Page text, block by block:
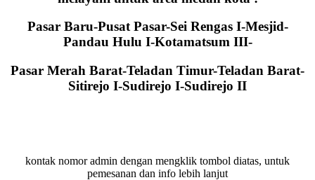
Pasar Baru-Pusat Pasar-Sei Rengas I-Mesjid-
Pandau Hulu I-Kotamatsum III-
Pasar Merah Barat-Teladan Timur-Teladan Barat-
Sitirejo I-Sudirejo I-Sudirejo II
kontak nomor admin dengan mengklik tombol diatas, untuk
pemesanan dan info lebih lanjut